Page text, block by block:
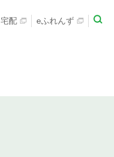
宅配 eふれんず